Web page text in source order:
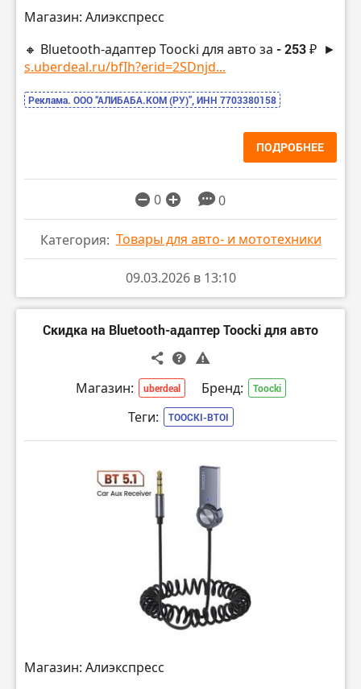
Магазин: Алиэкспресс
🔸 Bluetooth-адаптер Toocki для авто за - 253 ₽ ►
s.uberdeal.ru/bfIh?erid=2SDnjd...
Реклама. ООО “АЛИБАБА.КОМ (РУ)”, ИНН 7703380158
ПОДРОБНЕЕ
0 0
Категория: Товары для авто- и мототехники
09.03.2026 в 13:10
Скидка на Bluetooth-адаптер Toocki для авто
Магазин: uberdeal Бренд: Toocki
Теги: TOOCKI-BTOI
Магазин: Алиэкспресс